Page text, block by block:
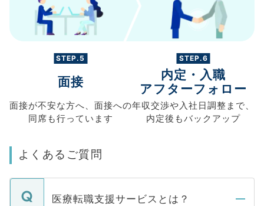
STEP.5
面接
面接が不安な方へ、 面接への
同席も行っています
STEP.6
内定・入職
アフターフォロー
年収交渉や入社日調整まで、
内定後もバックアップ
よくあるご質問
医療転職支援サービスとは？